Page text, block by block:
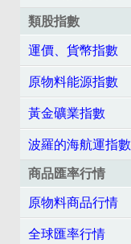
類股指數
運價、貨幣指數
原物料能源指數
黃金礦業指數
波羅的海航運指數
商品匯率行情
原物料商品行情
全球匯率行情